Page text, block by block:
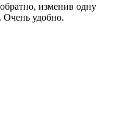
изменив одну
Очень удобно.